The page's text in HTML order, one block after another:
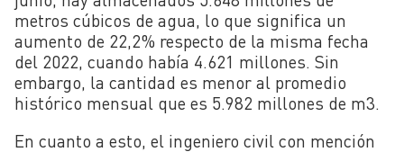
metros cúbicos de agua, lo que significa un
aumento de 22,2% respecto de la misma fecha
del 2022, cuando había 4.621 millones. Sin
embargo, la cantidad es menor al promedio
histórico mensual que es 5.982 millones de m3.
En cuanto a esto, el ingeniero civil con mención